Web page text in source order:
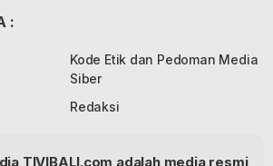
:
Kode Etik dan Pedoman Media
Siber
Redaksi
TIVIBALI.com adalah media resmi